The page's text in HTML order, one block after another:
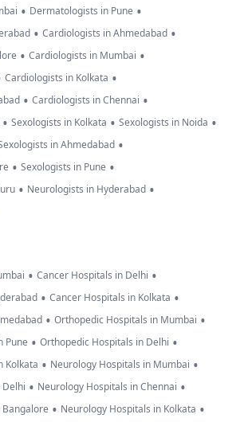
• Dermatologists in Pune •
• Cardiologists in Ahmedabad •
• Cardiologists in Mumbai •
Cardiologists in Kolkata •
• Cardiologists in Chennai •
• Sexologists in Kolkata • Sexologists in Noida •
in Ahmedabad •
• Sexologists in Pune •
• Neurologists in Hyderabad •
• Cancer Hospitals in Delhi •
• Cancer Hospitals in Kolkata •
• Orthopedic Hospitals in Mumbai •
Pune • Orthopedic Hospitals in Delhi •
Kolkata • Neurology Hospitals in Mumbai •
• Neurology Hospitals in Chennai •
• Neurology Hospitals in Kolkata •